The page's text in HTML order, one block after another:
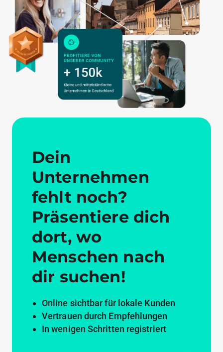
Dein
Unternehmen
fehlt noch?
Präsentiere dich
dort, wo
Menschen nach
dir suchen!
Online sichtbar für lokale Kunden
Vertrauen durch Empfehlungen
In wenigen Schritten registriert